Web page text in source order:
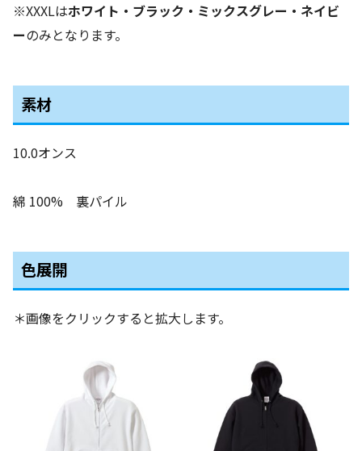
※XXXLはホワイト・ブラック・ミックスグレー・ネイビ
ーのみとなります。
素材
10.0オンス
綿 100% 裏パイル
色展開
＊画像をクリックすると拡大します。